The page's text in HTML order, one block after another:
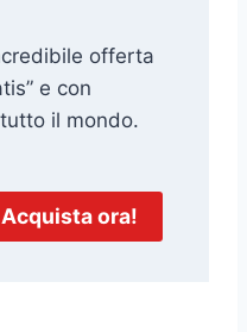
offerta
e con
il mondo.
Acquista ora!